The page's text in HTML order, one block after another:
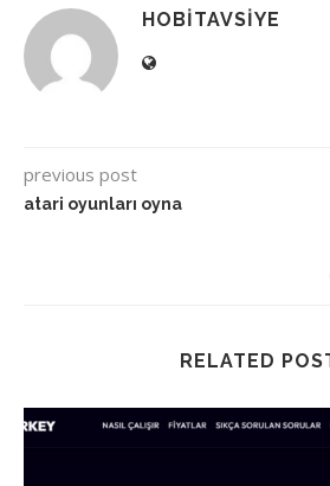
HOBITAVSIYE
previous post
atari oyunları oyna
RELATED